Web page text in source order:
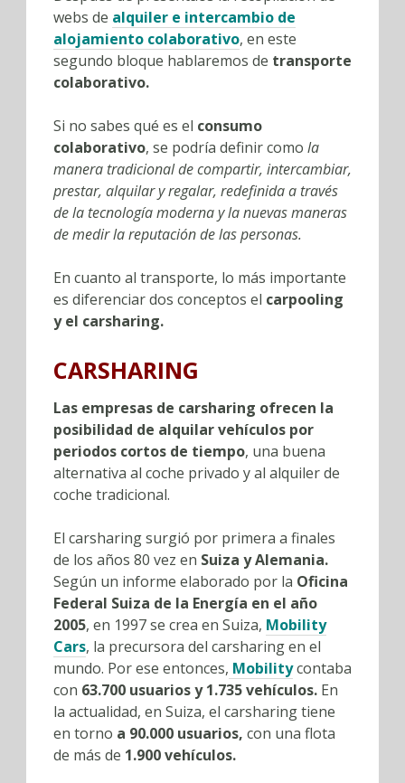
webs de alquiler e intercambio de
alojamiento colaborativo, en este
segundo bloque hablaremos de transporte
colaborativo.
Si no sabes qué es el consumo
colaborativo, se podría definir como la
manera tradicional de compartir, intercambiar,
prestar, alquilar y regalar, redefinida a través
de la tecnología moderna y la nuevas maneras
de medir la reputación de las personas.
En cuanto al transporte, lo más importante
es diferenciar dos conceptos el carpooling
y el carsharing.
CARSHARING
Las empresas de carsharing ofrecen la
posibilidad de alquilar vehículos por
periodos cortos de tiempo, una buena
alternativa al coche privado y al alquiler de
coche tradicional.
El carsharing surgió por primera a finales
de los años 80 vez en Suiza y Alemania.
Según un informe elaborado por la Oficina
Federal Suiza de la Energía en el año
2005, en 1997 se crea en Suiza, Mobility
Cars, la precursora del carsharing en el
mundo. Por ese entonces, Mobilitycontaba
con 63.700 usuarios y 1.735 vehículos. En
la actualidad, en Suiza, el carsharing tiene
en torno a 90.000 usuarios, con una flota
de más de 1.900 vehículos.